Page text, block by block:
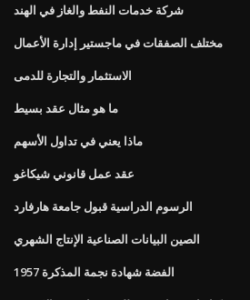
شركة خدمات النفط والغاز في الهند
مختلف الصفقات في ماجستير إدارة الأعمال
الاستثمار والتجارة للدمى
ما هو مثال عقد بسيط
ماذا يعني في تداول الأسهم
عقد عمل قانوني شيكاغو
الرسوم الدراسية قبول جامعة هارفارد
الصين البيانات الصناعية الإنتاج الشهري
1957 الفضة شهادة نجمة المذكرة